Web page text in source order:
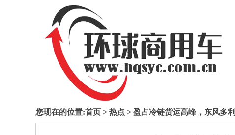
您现在的位置:首页 > 热点 > 盈占冷链货运高峰，东风多